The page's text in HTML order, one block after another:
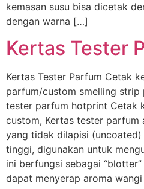
kemasan susu bisa dicetak
dengan warna […]
Kertas Tester
Kertas Tester Parfum Cetak
parfum/custom smelling
tester parfum hotprint Cetak
custom, Kertas tester parfum
yang tidak dilapisi
tinggi, digunakan untuk
ini berfungsi sebagai
dapat menyerap aroma